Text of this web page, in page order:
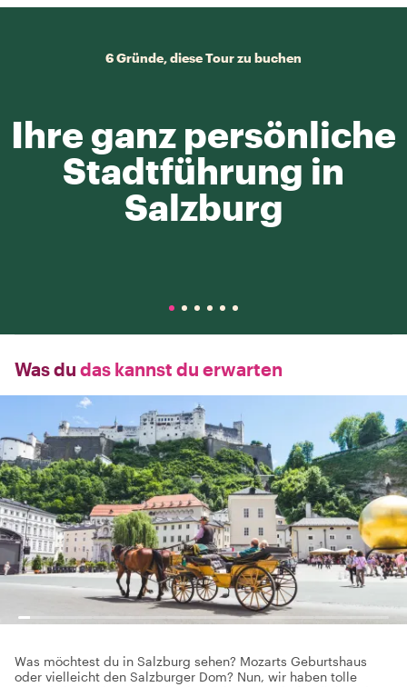
6 Gründe, diese Tour zu buchen
Ihre ganz persönliche
Stadtführung in
Salzburg
Was du das kannst du erwarten
Was möchtest du in Salzburg sehen? Mozarts Geburtshaus
oder vielleicht den Salzburger Dom? Nun, wir haben tolle